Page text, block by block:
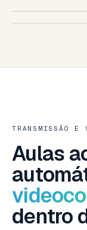
IOS ·
TRANSMISSÃO E
Aulas
dentro